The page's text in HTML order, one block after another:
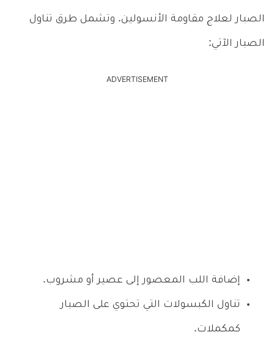
الصبار لعلاج مقاومة الأنسولين. وتشمل طرق تناول
الصبار الآتي:
ADVERTISEMENT
إضافة اللب المعصور إلى عصير أو مشروب.
تناول الكبسولات التي تحتوي على الصبار
كمكملات.